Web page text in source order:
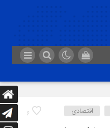
6 اقتصادی